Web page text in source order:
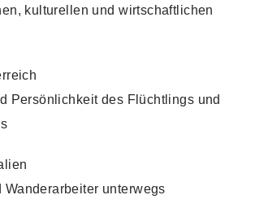
kulturellen und wirtschaftlichen
Persönlichkeit des Flüchtlings und
Wanderarbeiter unterwegs